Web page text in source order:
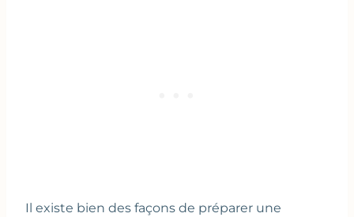
Il existe bien des façons de préparer une